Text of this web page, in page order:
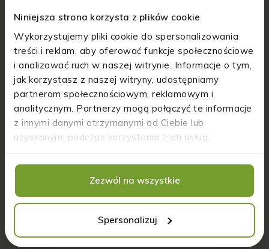
Niniejsza strona korzysta z plików cookie
Wykorzystujemy pliki cookie do spersonalizowania
treści i reklam, aby oferować funkcje społecznościowe
i analizować ruch w naszej witrynie. Informacje o tym,
jak korzystasz z naszej witryny, udostępniamy
partnerom społecznościowym, reklamowym i
analitycznym. Partnerzy mogą połączyć te informacje
z innymi danymi otrzymanymi od Ciebie lub
uzyskanymi podczas korzystania z ich usług.
Zezwól na wszystkie
Spersonalizuj
Witryna internetowa
Zapamiętaj moje dane w tej przeglądarce
podczas pisania kolejnych komentarzy.
Proszę wpisać odpowiedź cyframi:
trzy × 4 =